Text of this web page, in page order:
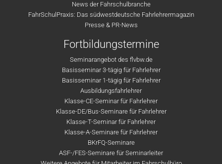
News der Fahrschulbranche
FahrSchulPraxis: Das südwestdeutsche Fahrlehrermagazin
Presse & PR-News
Fortbildungstermine
Seminarangebot des flvbw.de
Basisseminar 3-tägig für Fahrlehrer
Basisseminar 1-tägig für Fahrlehrer
Ausbildungsfahrlehrer
Klasse-CE-Seminar für Fahrlehrer
Klasse-DE/Bus-Seminare für Fahrlehrer
Klasse-T-Seminar für Fahrlehrer
Klasse-A-Seminare für Fahrlehrer
BKrFQ-Seminare
ASF-/FES-Seminare für Seminarleiter